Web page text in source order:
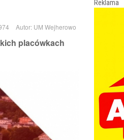
Autor: UM Wejherowo
placówkach
Reklama